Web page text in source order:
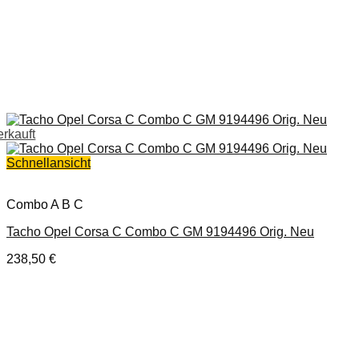
Schnellansicht
Combo A B C
Tacho Opel Corsa C Combo C GM 9194496 Orig. Neu
238,50 €